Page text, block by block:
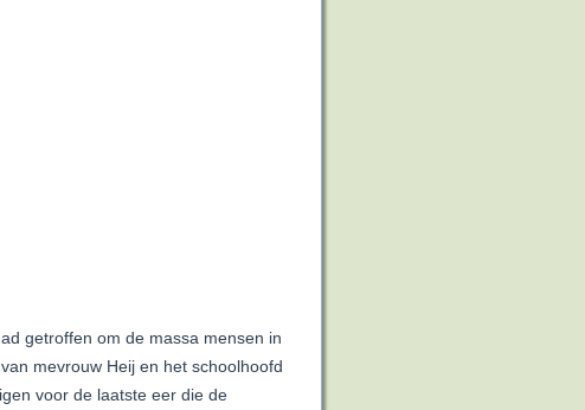
getroffen om de massa mensen in
mevrouw Heij en het schoolhoofd
voor de laatste eer die de